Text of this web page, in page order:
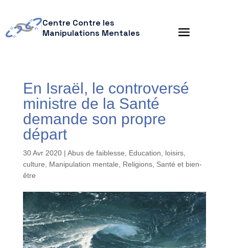
Centre Contre les
Manipulations Mentales
En Israël, le controversé
ministre de la Santé
demande son propre
départ
30 Avr 2020| Abus de faiblesse
Education, loisirs,
culture
Manipulation mentale Religions, Santé et bien-
être